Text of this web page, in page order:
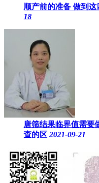
顺产前的准备 做到
18
唐筛结果临界值需要
查的区 2021-09-21